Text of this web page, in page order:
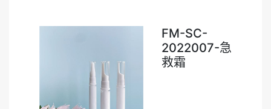
FM-SC-
2022007-急
救霜